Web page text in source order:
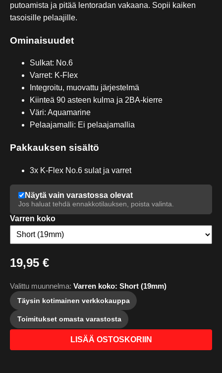
putoamista ja pitää lentoradan vakaana. Sopii kaiken
tasoisille pelaajille.
Ominaisuudet
Sulkat: No.6
Varret: K-Flex
Integroitu, muovattu järjestelmä
Kiinteä 90 asteen kulma ja 2BA-kierre
Väri: Aquamarine
Pelaajamalli: Ei pelaajamallia
Pakkauksen sisältö
3x K-Flex No.6 sulat ja varret
Näytä vain varastossa olevat
Jos haluat tehdä ennakkotilauksen, poista valinta.
Varren koko
19,95 €
Valittu muunnelma: Varren koko: Short (19mm)
Täysin kotimainen verkkokauppa
Toimitukset omasta varastosta
LISÄÄ OSTOSKORIIN